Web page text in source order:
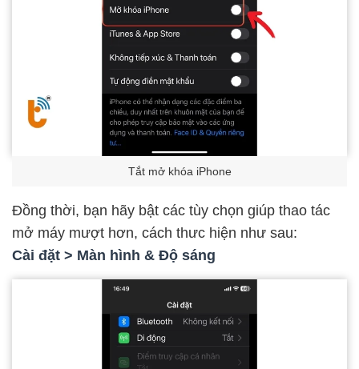
Tắt mở khóa iPhone
Đồng thời, bạn hãy bật các tùy chọn giúp thao tác
mở máy mượt hơn, cách thưc hiện như sau:
Cài đặt > Màn hình & Độ sáng